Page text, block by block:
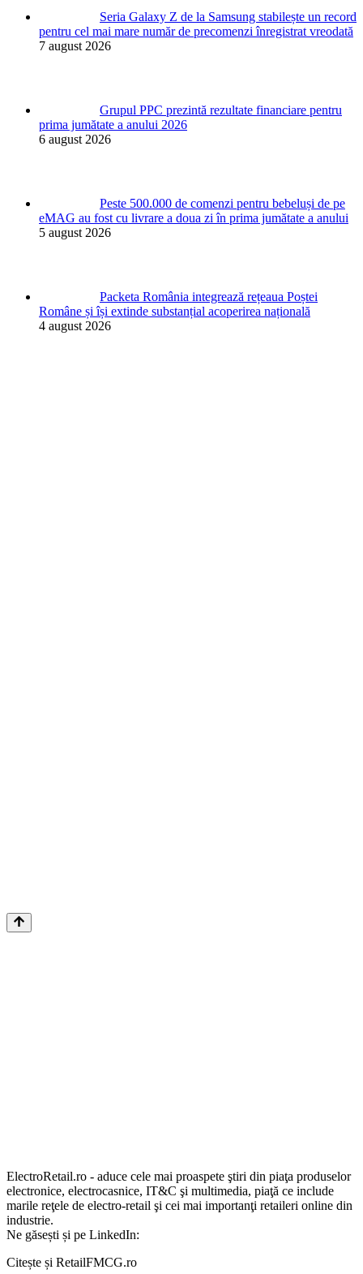
Seria Galaxy Z de la Samsung stabilește un record
pentru cel mai mare număr de precomenzi înregistrat vreodată
7 august 2026
Grupul PPC prezintă rezultate financiare pentru
prima jumătate a anului 2026
6 august 2026
Peste 500.000 de comenzi pentru bebeluși de pe
eMAG au fost cu livrare a doua zi în prima jumătate a anului
5 august 2026
Packeta România integrează rețeaua Poștei
Române și își extinde substanțial acoperirea națională
4 august 2026
ElectroRetail.ro - aduce cele mai proaspete ştiri din piaţa produselor
electronice, electrocasnice, IT&C şi multimedia, piaţă ce include
marile reţele de electro-retail şi cei mai importanţi retaileri online din
industrie.
Ne găsești și pe LinkedIn:
Citește și RetailFMCG.ro